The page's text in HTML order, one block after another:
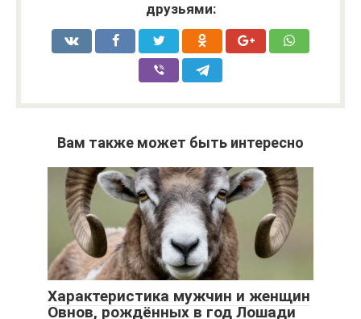
друзьями:
Вам также может быть интересно
Характеристика мужчин и женщин
Овнов, рождённых в год Лошади